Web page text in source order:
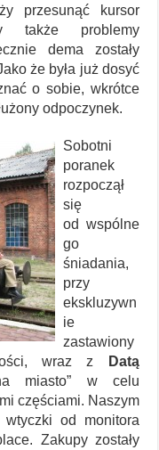
przesunąć kursor
także problemy
dema zostały
że była już dosyć
o sobie, wkrótce
odpoczynek.
Sobotni
poranek
rozpoczął
się
od wspólne
go
śniadania,
przy
ekskluzywn
ie
zastawiony
wraz z
Datą
miasto” w celu
częściami. Naszym
od monitora
Zakupy zostały